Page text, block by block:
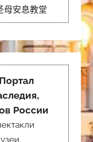
母安息教堂
России